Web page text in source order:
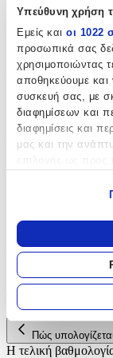
Υπεύθυνη χρήση
Εμείς και οι 1022
προσωπικά σας
χρησιμοποιώντας
αποθηκεύουμε
συσκευή σας, με
διαφημίσεων και
διαφημίσεις και
μας και την
Να
σας
απόσταση
Να
για
Μάθετε
προσωπικών σας
στηνενότητα
Αυτοκίνητα
Τύπος:
Μπρελόκ
Χρώμα:
Προς το παρόν δεν
προστεθούν, θα
Πώς
Η τελική